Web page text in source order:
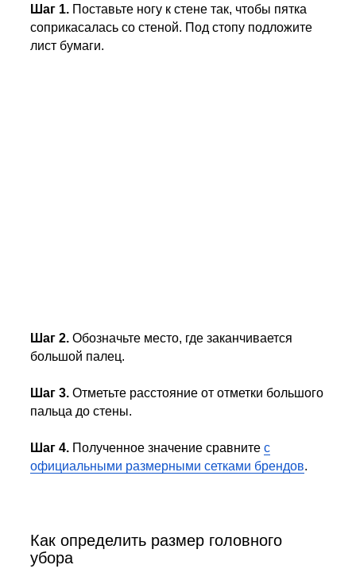
Шаг 1. Поставьте ногу к стене так, чтобы пятка
соприкасалась со стеной. Под стопу подложите
лист бумаги.
Шаг 2. Обозначьте место, где заканчивается
большой палец.
Шаг 3. Отметьте расстояние от отметки большого
пальца до стены.
Шаг 4. Полученное значение сравните с
официальными размерными сетками брендов.
Как определить размер головного
убора